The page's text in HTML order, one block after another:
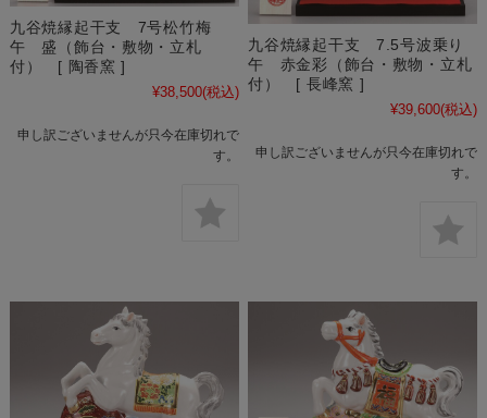
九谷焼縁起干支 7号松竹梅
午 盛（飾台・敷物・立札
付） [ 陶香窯 ]
¥38,500(税込)
申し訳ございませんが只今在庫切れで
す。
九谷焼縁起干支 7.5号波乗り
午 赤金彩（飾台・敷物・立札
付） [ 長峰窯 ]
¥39,600(税込)
申し訳ございませんが只今在庫切れで
す。